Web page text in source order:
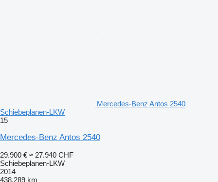
Mercedes-Benz Antos 2540
Schiebeplanen-LKW
15
Mercedes-Benz Antos 2540
29.900 € ≈ 27.940 CHF
Schiebeplanen-LKW
2014
438.289 km